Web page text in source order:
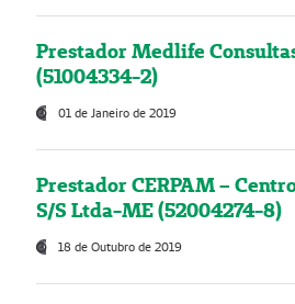
Prestador Medlife
(51004334-2)
01 de Janeiro de 2019
Prestador CERPAM –
S/S Ltda-ME (52004274-8)
18 de Outubro de 2019